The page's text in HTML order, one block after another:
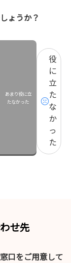
ょうか？
あまり役に立
たなかった
役
に
立
た
な
か
っ
た
せ先
口をご用意して